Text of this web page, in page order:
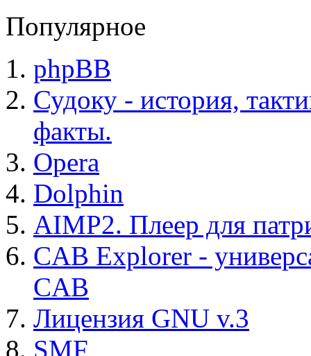
Популярное
phpBB
Судоку - история,
факты.
Opera
Dolphin
AIMP2. Плеер для
CAB Explorer -
CAB
Лицензия GNU v.3
SMF